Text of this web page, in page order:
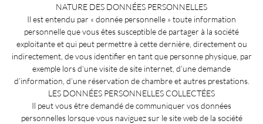
NATURE DES DONNÉES PERSONNELLES
Il est entendu par « donnée personnelle » toute information
personnelle que vous êtes susceptible de partager à la société
exploitante et qui peut permettre à cette dernière, directement ou
indirectement, de vous identifier en tant que personne physique, par
exemple lors d’une visite de site internet, d’une demande
d’information, d’une réservation de chambre et autres prestations.
LES DONNÉES PERSONNELLES COLLECTÉES
Il peut vous être demandé de communiquer vos données
personnelles lorsque vous naviguez sur le site web de la société